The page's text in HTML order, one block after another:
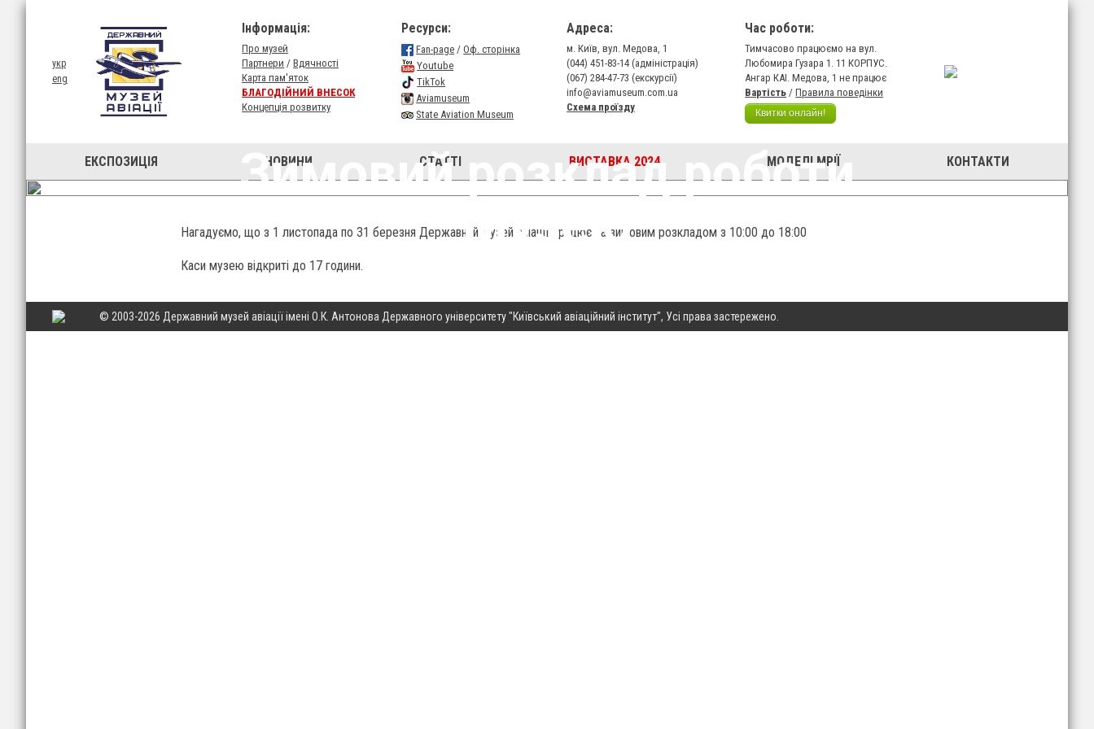
укр
eng
Інформація:
Про музей
Партнери /Вдячності
Карта пам'яток
БЛАГОДІЙНИЙ ВНЕСОК
Концепція розвитку
Ресурси:
Fan-page /Оф. сторінка
Youtube
TikTok
Aviamuseum
State Aviation Museum
Адреса:
м. Київ, вул. Медова, 1
(044) 451-83-14 (адміністрація)
(067) 284-47-73 (екскурсії)
info@aviamuseum.com.ua
Схема проїзду
Час роботи:
Тимчасово працюємо на вул.
Любомира Гузара 1. 11 КОРПУС.
Ангар КАІ. Медова, 1 не працює
Вартість /Правила поведінки
Квитки онлайн!
ЕКСПОЗИЦIЯ НОВИНИ СТАТТІ ВИСТАВКА 2024 МОДЕЛІ МРІЇ КОНТАКТИ
Зимовий розклад роботи
Музею
Нагадуємо, що з 1 листопада по 31 березня Державний музей авіації працює за зимовим розкладом з 10:00 до 18:00
Каси музею відкриті до 17 години.
© 2003-2026 Державний музей авіації імені О.К. Антонова Державного університету "Київський авіаційний інститут", Усі права застережено.